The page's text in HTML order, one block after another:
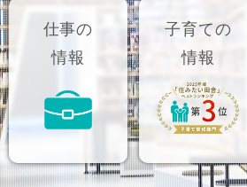
仕事の
情報
子育ての
情報